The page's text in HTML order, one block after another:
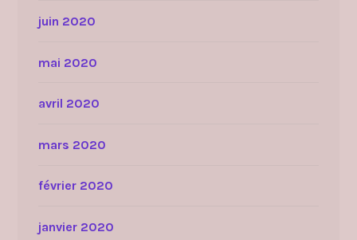
juin 2020
mai 2020
avril 2020
mars 2020
février 2020
janvier 2020